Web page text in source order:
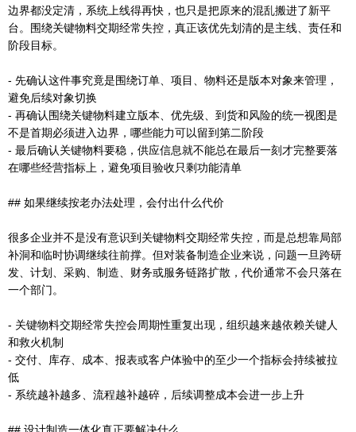
边界都没定清，系统上线得再快，也只是把原来的混乱搬进了新平
台。围绕关键物料交期经常失控，真正该优先划清的是主线、责任和
阶段目标。
- 先确认这件事究竟是围绕订单、项目、物料还是版本对象来管理，
避免后续对象切换
- 再确认围绕关键物料建立版本、优先级、到货和风险的统一视图是
不是首期必须进入边界，哪些能力可以留到第二阶段
- 最后确认关键物料要稳，供应信息就不能总在最后一刻才完整要落
在哪些经营指标上，避免项目验收只剩功能清单
## 如果继续按老办法处理，会付出什么代价
很多企业并不是没有意识到关键物料交期经常失控，而是总想靠局部
补洞和临时协调继续往前撑。但对装备制造企业来说，问题一旦跨研
发、计划、采购、制造、财务或服务链路扩散，代价通常不会只落在
一个部门。
- 关键物料交期经常失控会周期性重复出现，组织越来越依赖关键人
和救火机制
- 交付、库存、成本、报表或客户体验中的至少一个指标会持续被拉
低
- 系统越补越多、流程越补越碎，后续调整成本会进一步上升
## 设计制造一体化真正要解决什么